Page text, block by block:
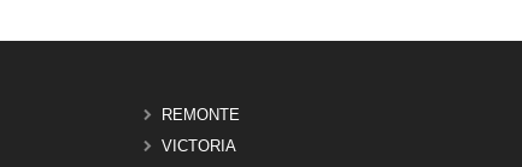
REMONTE
VICTORIA